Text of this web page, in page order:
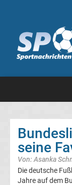
Fußball
Bundesliga
3.
Liga
seine
Von: Asanka
Die deutsche
Jahre auf dem